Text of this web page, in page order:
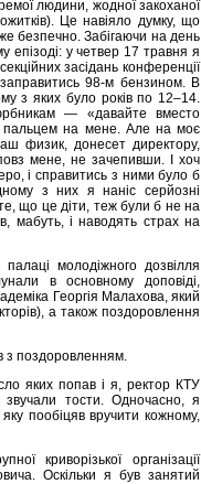
людини, жодної закоханої
Це навіяло думку, що
безпечно. Забігаючи на день
епізоді: у четвер 17 травня я
засідань конференції
98-м бензином. В
з яких було років по 12–14.
— «давайте вместо
пальцем на мене. Але на моє
физик, донесет директору,
мене, не зачепивши. І хоч
і справитись з ними було б
з них я наніс серйозні
що це діти, теж були б не на
мабуть, і наводять страх на
молодіжного дозвілля
в основному доповіді,
Георгія Малахова, який
а також поздоровлення
з поздоровленням.
яких попав і я, ректор КТУ
тости. Одночасно, я
пообіцяв вручити кожному,
криворізької організації
Оскільки я був занятий